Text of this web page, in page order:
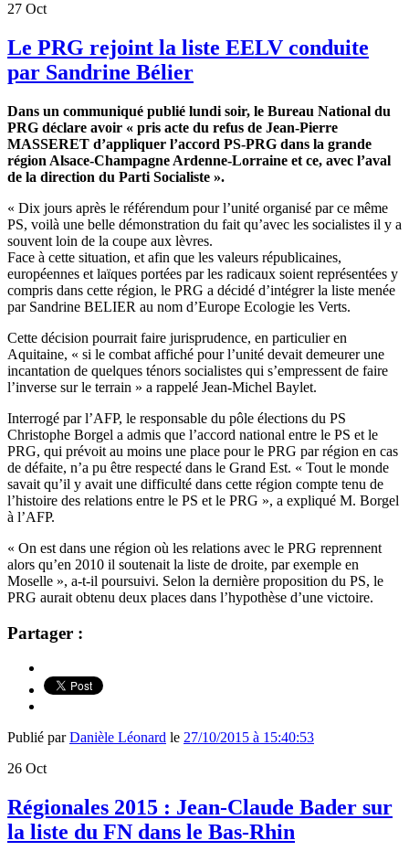
27 Oct
Le PRG rejoint la liste EELV conduite
par Sandrine Bélier
Dans un communiqué publié lundi soir, le Bureau National du
PRG déclare avoir « pris acte du refus de Jean-Pierre
MASSERET d’appliquer l’accord PS-PRG dans la grande
région Alsace-Champagne Ardenne-Lorraine et ce, avec l’aval
de la direction du Parti Socialiste ».
« Dix jours après le référendum pour l’unité organisé par ce même
PS, voilà une belle démonstration du fait qu’avec les socialistes il y a
souvent loin de la coupe aux lèvres.
Face à cette situation, et afin que les valeurs républicaines,
européennes et laïques portées par les radicaux soient représentées y
compris dans cette région, le PRG a décidé d’intégrer la liste menée
par Sandrine BELIER au nom d’Europe Ecologie les Verts.
Cette décision pourrait faire jurisprudence, en particulier en
Aquitaine, « si le combat affiché pour l’unité devait demeurer une
incantation de quelques ténors socialistes qui s’empressent de faire
l’inverse sur le terrain » a rappelé Jean-Michel Baylet.
Interrogé par l’AFP, le responsable du pôle élections du PS
Christophe Borgel a admis que l’accord national entre le PS et le
PRG, qui prévoit au moins une place pour le PRG par région en cas
de défaite, n’a pu être respecté dans le Grand Est. « Tout le monde
savait qu’il y avait une difficulté dans cette région compte tenu de
l’histoire des relations entre le PS et le PRG », a expliqué M. Borgel
à l’AFP.
« On est dans une région où les relations avec le PRG reprennent
alors qu’en 2010 il soutenait la liste de droite, par exemple en
Moselle », a-t-il poursuivi. Selon la dernière proposition du PS, le
PRG aurait obtenu deux places dans l’hypothèse d’une victoire.
Partager :
Publié parDanièle Léonard le 27/10/2015 à 15:40:53
26 Oct
Régionales 2015 : Jean-Claude Bader sur
la liste du FN dans le Bas-Rhin